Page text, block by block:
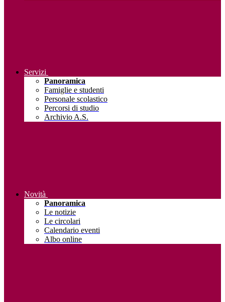
Servizi
Panoramica
Famiglie e studenti
Personale scolastico
Percorsi di studio
Archivio A.S.
Novità
Panoramica
Le notizie
Le circolari
Calendario eventi
Albo online